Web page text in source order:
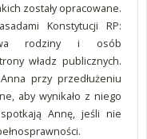
zostały opracowane.
Konstytucji RP:
rodziny i osób
władz publicznych.
przy przedłużeniu
aby wynikało z niego
Annę, jeśli nie